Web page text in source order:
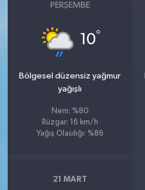
PERŞEMBE
10°
Bölgesel düzensiz yağmur
yağışlı
Nem: %80
Rüzgar: 16 km/h
Yağış Olasılığı: %86
21 MART